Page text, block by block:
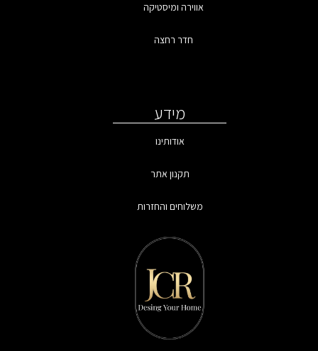
אווירה ומיסטיקה
חדר רחצה
מידע
אודותינו
תקנון אתר
משלוחים והחזרות